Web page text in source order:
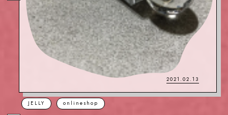
2021.02.13
JELLY onlineshop